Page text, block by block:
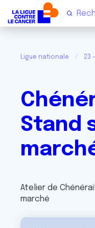
Ligue nationale 23
Stand
Atelier de
marché